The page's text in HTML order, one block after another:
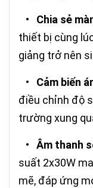
• Chia sẻ
thiết bị cùng
giảng trở nên
• Cảm biến
điều chỉnh độ
trường xung
• Âm thanh
suất 2x30W
mẽ, đáp ứng